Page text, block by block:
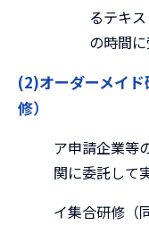
るテキ
の時間
(2)オーダーメイ
修）
ア申請企業等
関に委託して
イ集合研修（